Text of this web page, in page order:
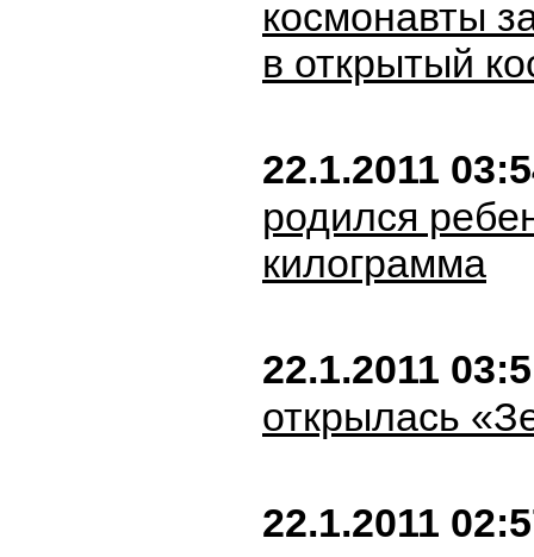
космонавты
в открытый
22.1.2011
родился
килограмма
22.1.2011
открылась
22.1.2011